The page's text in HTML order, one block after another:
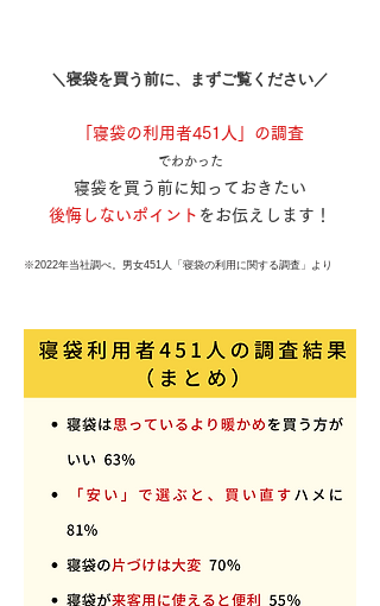
​＼寝袋を買う前に、まずご覧ください／
「寝袋の利用者451人」の調査
でわかった
寝袋を買う前に知っておきたい
後悔しないポイント をお伝えします！
※2022年当社調べ。男女451人「寝袋の利用に関する調査」より